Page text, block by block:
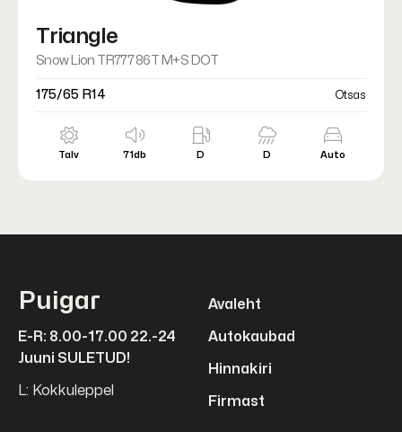
Triangle
Snow Lion TR777 86T M+S DOT
175/65 R14 Otsas
Talv 71db D D Auto
Puigar
E-R: 8.00-17.00 22.-24
Juuni SULETUD!
L: Kokkuleppel
Avaleht
Autokaubad
Hinnakiri
Firmast